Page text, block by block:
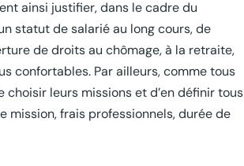
ainsi justifier, dans le cadre du
statut de salarié au long cours, de
de droits au chômage, à la retraite,
confortables. Par ailleurs, comme tous
leurs missions et d’en définir tous
frais professionnels, durée de